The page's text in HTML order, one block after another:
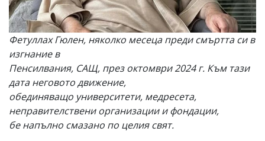
Фетуллах Гюлен, няколко месеца преди смъртта си в
изгнание в
Пенсилвания, САЩ, през октомври 2024 г. Към тази
дата неговото движение,
обединяващо университети, медресета,
неправителствени организации и фондации,
бе напълно смазано по целия свят.